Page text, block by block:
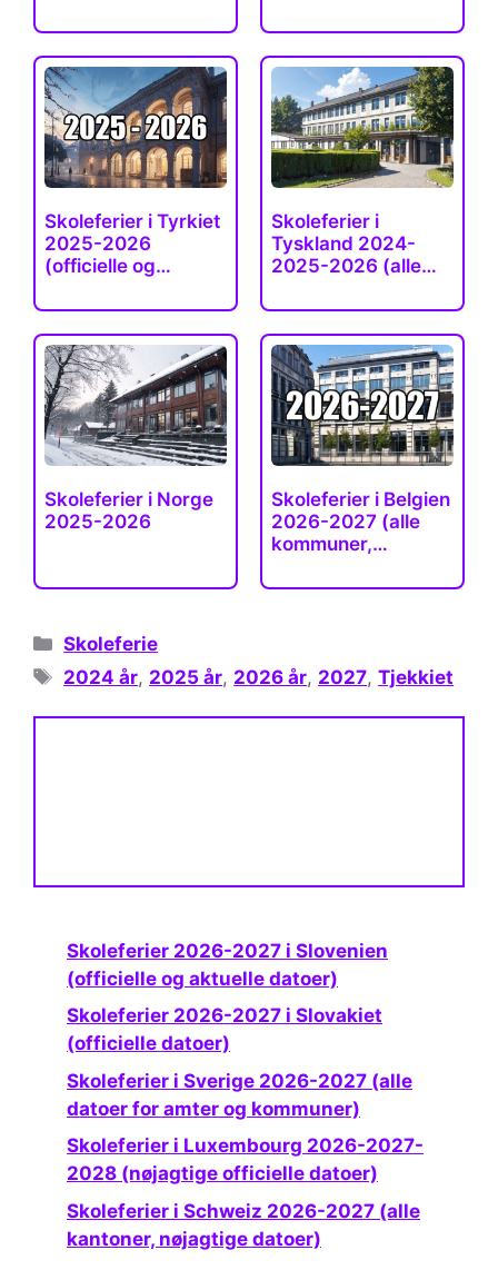
Skoleferier i Tyrkiet
2025-2026
(officielle og…
Skoleferier i
Tyskland 2024-
2025-2026 (alle
Skoleferier i Norge
2025-2026
Skoleferier i Belgien
2026-2027 (alle
kommuner,…
Kategorier
Skoleferie
Tags
2024 år, 2025 år, 2026 år, 2027,Tjekkiet
Skoleferier 2026-2027 i Slovenien
(officielle og aktuelle datoer)
Skoleferier 2026-2027 i Slovakiet
(officielle datoer)
Skoleferier i Sverige 2026-2027 (alle
datoer for amter og kommuner)
Skoleferier i Luxembourg 2026-2027-
2028 (nøjagtige officielle datoer)
Skoleferier i Schweiz 2026-2027 (alle
kantoner, nøjagtige datoer)